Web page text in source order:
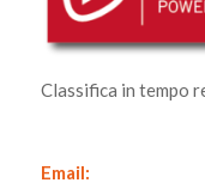
Classifica in tempo
Email: